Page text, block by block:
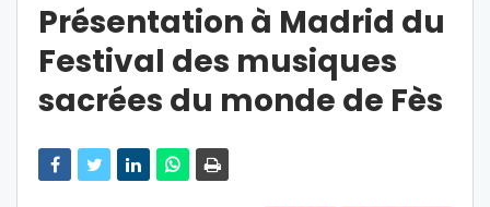
Présentation à Madrid du
Festival des musiques
sacrées du monde de Fès